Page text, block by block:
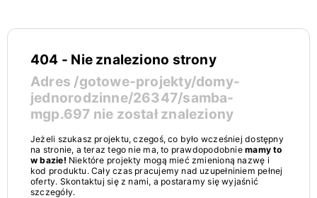
404 - Nie znaleziono strony
Adres /gotowe-projekty/domy-
jednorodzinne/26347/samba-
mgp.697 nie został znaleziony
Jeżeli szukasz projektu, czegoś, co było wcześniej dostępny
na stronie, a teraz tego nie ma, to prawdopodobniemamy to
w bazie! Niektóre projekty mogą mieć zmienioną nazwę i
kod produktu. Cały czas pracujemy nad uzupełniniem pełnej
oferty. Skontaktuj się z nami, a postaramy się wyjaśnić
szczegóły.